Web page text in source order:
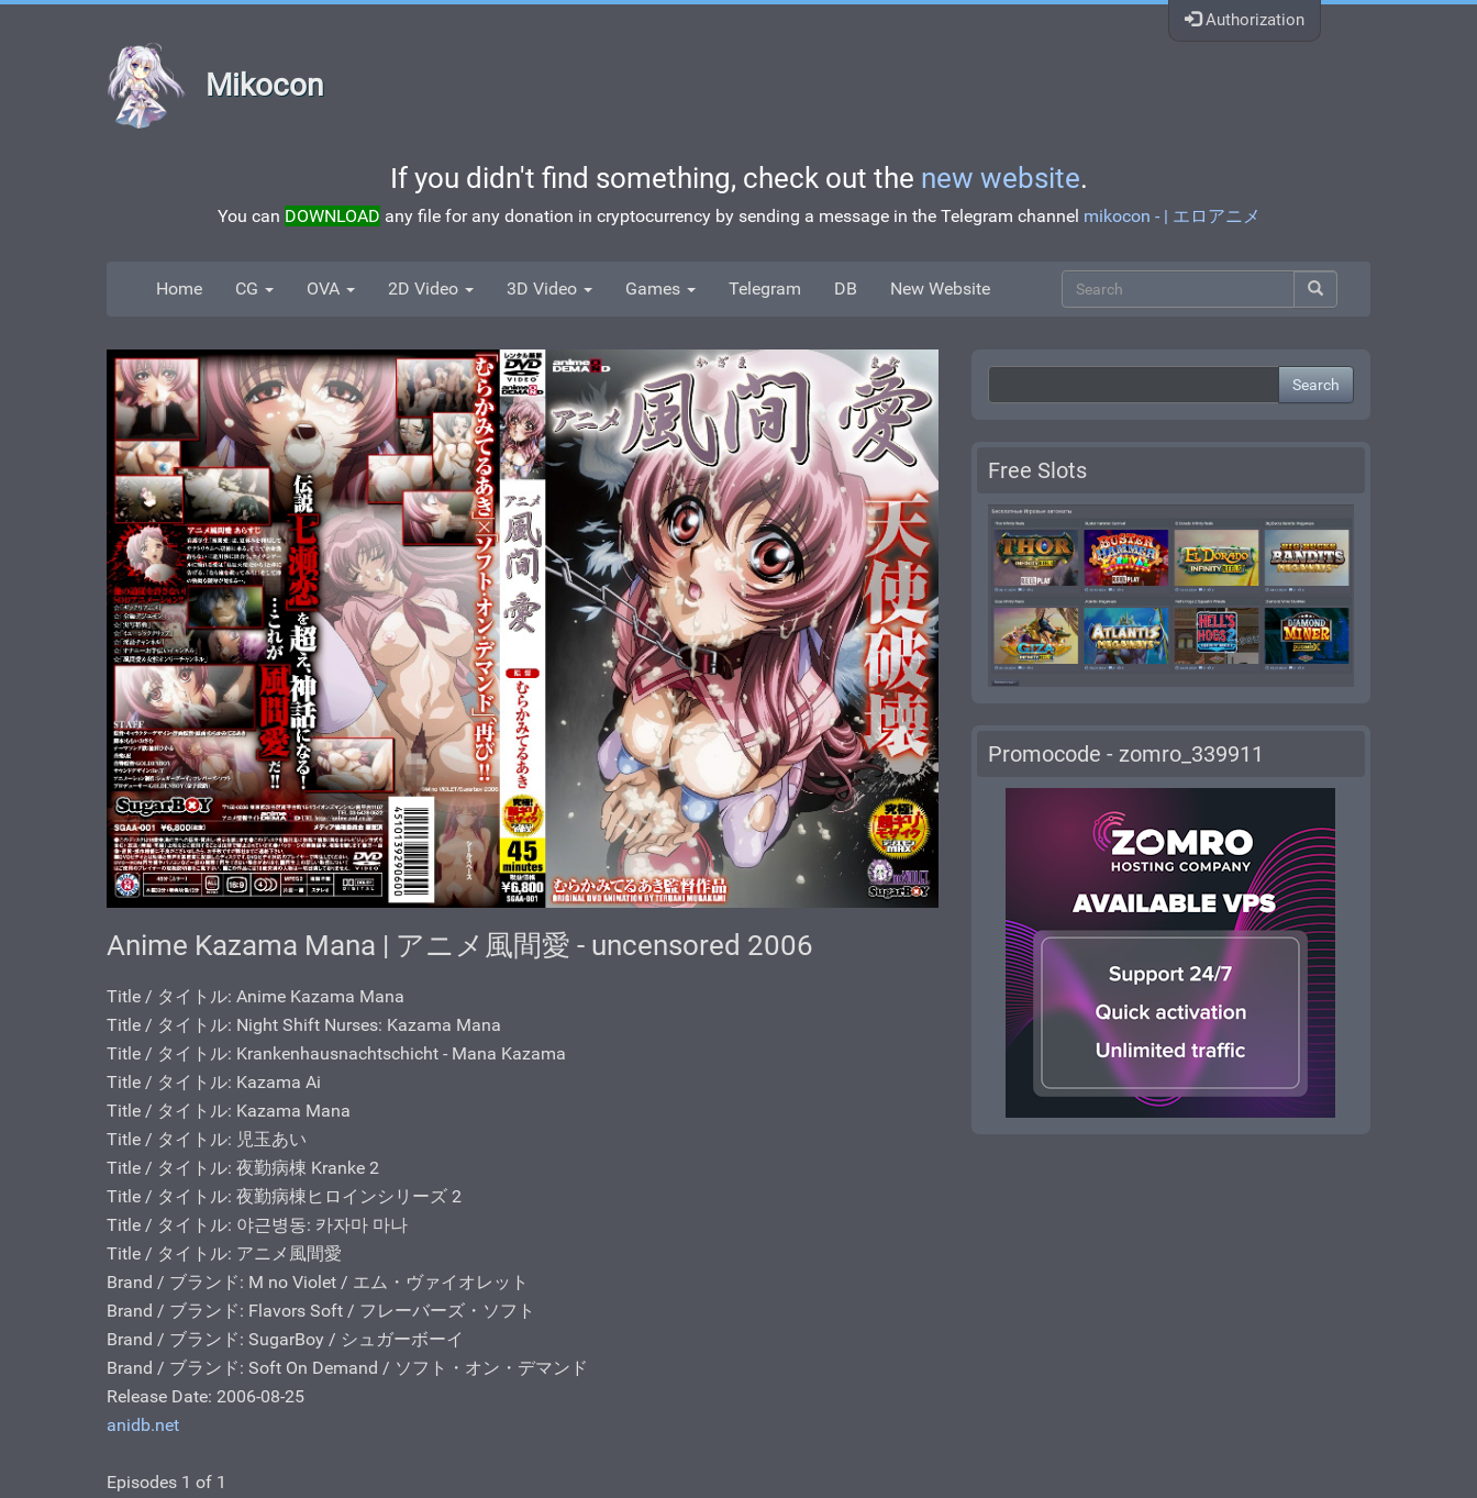
Authorization
Mikocon
If you didn't find something, check out the new website.
You can DOWNLOAD any file for any donation in cryptocurrency by sending a message in the Telegram channel mikocon - | エロアニメ
Home CG OVA 2D Video 3D Video Games Telegram DB New Website
Anime Kazama Mana | アニメ風間愛 - uncensored 2006
Title / タイトル: Anime Kazama Mana
Title / タイトル: Night Shift Nurses: Kazama Mana
Title / タイトル: Krankenhausnachtschicht - Mana Kazama
Title / タイトル: Kazama Ai
Title / タイトル: Kazama Mana
Title / タイトル: 児玉あい
Title / タイトル: 夜勤病棟 Kranke 2
Title / タイトル: 夜勤病棟ヒロインシリーズ 2
Title / タイトル: 야근병동: 카자마 마나
Title / タイトル: アニメ風間愛
Brand / ブランド: M no Violet / エム・ヴァイオレット
Brand / ブランド: Flavors Soft / フレーバーズ・ソフト
Brand / ブランド: SugarBoy / シュガーボーイ
Brand / ブランド: Soft On Demand / ソフト・オン・デマンド
Release Date: 2006-08-25
anidb.net
Episodes 1 of 1
Search
Free Slots
Promocode - zomro_339911